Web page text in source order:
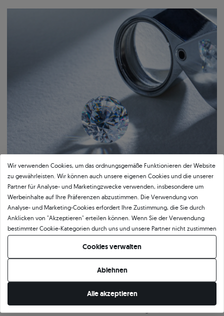
Einfach:
Perfekt aufeinander abgestimmter Schmuck
Schaffen Sie ein einzigartiges Set, das zu Ihrem Verlobungsring passt.
Wählen Sie Ohrringe, Anhänger oder Eheringe aus der Kollektion.
Bestätigte Qualität von SAVICKI
Unser Qualitätszertifikat garantiert Authentizität und höchsten
Ausführungsstandard. Das Dokument beschreibt detailliert die wichtigsten
Parameter des Schmucks, einschließlich der Legierung und des Gewichts des
Edelmetalls. Das SAVICKI-Zertifikat ist nicht nur eine formelle Bestätigung der
Wir verwenden Cookies, um das ordnungsgemäße Funktionieren der Website
zu gewährleisten. Wir können auch unsere eigenen Cookies und die unserer
Partner für Analyse- und Marketingzwecke verwenden, insbesondere um
Werbeinhalte auf Ihre Präferenzen abzustimmen. Die Verwendung von
Analyse- und Marketing-Cookies erfordert Ihre Zustimmung, die Sie durch
Anklicken von "Akzeptieren" erteilen können. Wenn Sie der Verwendung
bestimmter Cookie-Kategorien durch uns und unsere Partner nicht zustimmen
möchten, klicken Sie auf "Lassen Sie mich wählen" und bestimmen Sie Ihre
Präferenzen. Sie können Ihre Zustimmung jederzeit widerrufen, indem Sie
Ihre Cookie-Einstellungen ändern.
Cookies verwalten
Ablehnen
Alle akzeptieren